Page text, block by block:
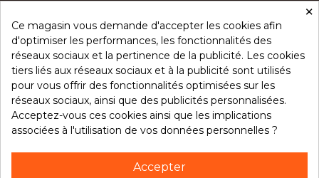
CONCEPT ÉPICES
NOS PRODUITS
VOTRE COMPTE
×
Ce magasin vous demande d'accepter les cookies afin
d'optimiser les performances, les fonctionnalités des
réseaux sociaux et la pertinence de la publicité. Les cookies
tiers liés aux réseaux sociaux et à la publicité sont utilisés
pour vous offrir des fonctionnalités optimisées sur les
réseaux sociaux, ainsi que des publicités personnalisées.
Acceptez-vous ces cookies ainsi que les implications
associées à l'utilisation de vos données personnelles ?
Accepter